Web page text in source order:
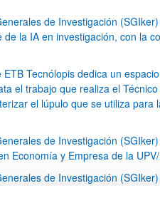
de Investigación
la IA en investigación, con la
Tecnólopis dedica un
el trabajo que realiza el
el lúpulo que se utiliza para
de Investigación
Economía y Empresa de la
de Investigación